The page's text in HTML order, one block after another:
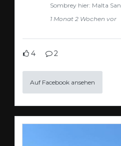
Sombrey hier: Malta San
1 Monat 2 Wochen vor
4 2
Auf Facebook ansehen